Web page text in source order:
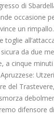
di
occasione
un
toglie
da due
a cinque
del
difensore